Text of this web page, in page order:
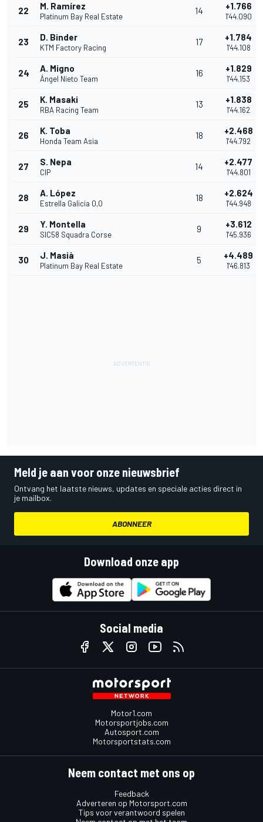
22 M. Ramírez
Platinum Bay Real Estate
14 +1.766
1'44.090
23 D. Binder
KTM Factory Racing
17 +1.784
1'44.108
24 A. Migno
Ángel Nieto Team
16 +1.829
1'44.153
25 K. Masaki
RBA Racing Team
13 +1.838
1'44.162
26 K. Toba
Honda Team Asia
18 +2.468
1'44.792
27 S. Nepa
CIP
14 +2.477
1'44.801
28 A. López
Estrella Galicia 0,0
18 +2.624
1'44.948
29 Y. Montella
SIC58 Squadra Corse
9 +3.612
1'45.936
30 J. Masià
Platinum Bay Real Estate
5 +4.489
1'46.813
Meld je aan voor onze nieuwsbrief
Ontvang het laatste nieuws, updates en speciale acties direct in
je mailbox.
ABONNEER
Download onze app
Social media
Motor1.com
Motorsportjobs.com
Autosport.com
Motorsportstats.com
Neem contact met ons op
Feedback
Adverteren op Motorsport.com
Tips voor verantwoord spelen